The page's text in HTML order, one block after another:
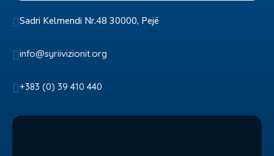
Sadri Kelmendi Nr.48 30000, Pejë
info@syriivizionit.org
+383 (0) 39 410 440